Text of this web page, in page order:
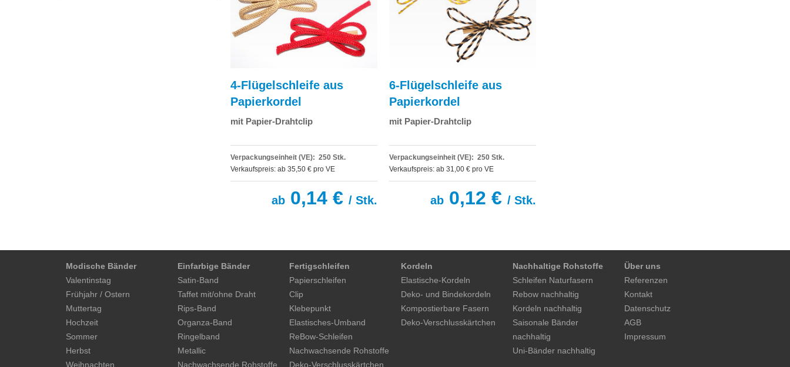
4-Flügelschleife aus
Papierkordel
mit Papier-Drahtclip
Verpackungseinheit (VE): 250 Stk.
Verkaufspreis: ab 35,50 € pro VE
ab 0,14 € / Stk.
6-Flügelschleife aus
Papierkordel
mit Papier-Drahtclip
Verpackungseinheit (VE): 250 Stk.
Verkaufspreis: ab 31,00 € pro VE
ab 0,12 € / Stk.
Modische Bänder
Valentinstag
Frühjahr / Ostern
Muttertag
Hochzeit
Sommer
Herbst
Weihnachten
Einfarbige Bänder
Satin-Band
Taffet mit/ohne Draht
Rips-Band
Organza-Band
Ringelband
Metallic
Nachwachsende Rohstoffe
Fertigschleifen
Papierschleifen
Clip
Klebepunkt
Elastisches-Umband
ReBow-Schleifen
Nachwachsende Rohstoffe
Deko-Verschlusskärtchen
Kordeln
Elastische-Kordeln
Deko- und Bindekordeln
Kompostierbare Fasern
Deko-Verschlusskärtchen
Nachhaltige Rohstoffe
Schleifen Naturfasern
Rebow nachhaltig
Kordeln nachhaltig
Saisonale Bänder
nachhaltig
Uni-Bänder nachhaltig
Über uns
Referenzen
Kontakt
Datenschutz
AGB
Impressum